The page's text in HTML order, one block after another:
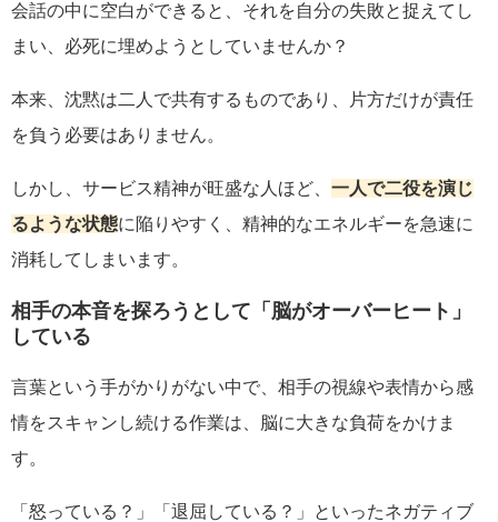
会話の中に空白ができると、それを自分の失敗と捉えてし
まい、必死に埋めようとしていませんか？
本来、沈黙は二人で共有するものであり、片方だけが責任
を負う必要はありません。
しかし、サービス精神が旺盛な人ほど、 一人で二役を演じ
るような状態に陥りやすく、精神的なエネルギーを急速に
消耗してしまいます。
相手の本音を探ろうとして「脳がオーバーヒート」
している
言葉という手がかりがない中で、相手の視線や表情から感
情をスキャンし続ける作業は、脳に大きな負荷をかけま
す。
「怒っている？」「退屈している？」といったネガティブ